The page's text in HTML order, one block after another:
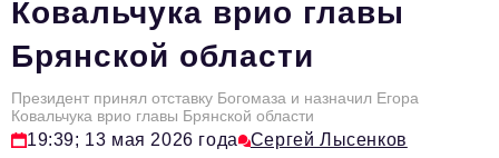
Персона номера
Инфраструктура развития
Технологии и тренды
Туризм
Ковальчука врио главы
Брянской области
Президент принял отставку Богомаза и назначил Егора
Ковальчука врио главы Брянской области
19:39; 13 мая 2026 года Сергей Лысенков